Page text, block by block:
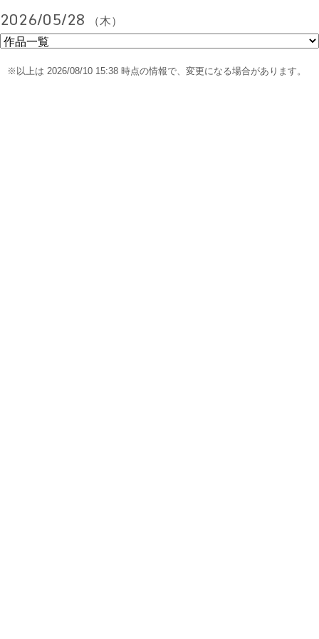
2026/05/28 （木）
※以上は 2026/08/10 15:38 時点の情報で、変更になる場合があります。